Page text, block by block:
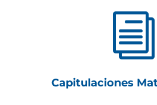
i
Capitulaciones